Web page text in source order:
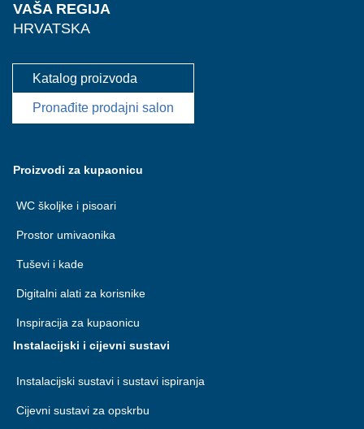
VAŠA REGIJA
HRVATSKA
Katalog proizvoda
Pronađite prodajni salon
Proizvodi za kupaonicu
WC školjke i pisoari
Prostor umivaonika
Tuševi i kade
Digitalni alati za korisnike
Inspiracija za kupaonicu
Instalacijski i cijevni sustavi
Instalacijski sustavi i sustavi ispiranja
Cijevni sustavi za opskrbu